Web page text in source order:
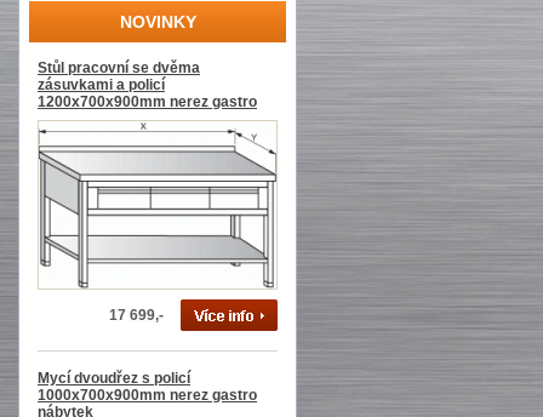
NOVINKY
Stůl pracovní se dvěma
zásuvkami a policí
1200x700x900mm nerez gastro
17 699,-
Mycí dvoudřez s policí
1000x700x900mm nerez gastro
nábytek